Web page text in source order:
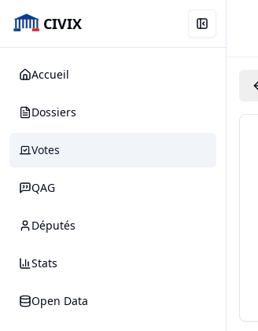
CIVIX
Accueil
Dossiers
Votes
QAG
Députés
Stats
Open Data